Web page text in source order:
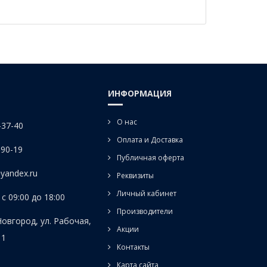
40
19
09:00 до 18:00
ул. Рабочая,
ИНФОРМАЦИЯ
О нас
Оплата и Доставка
Публичная оферта
Реквизиты
Личный кабинет
Производители
Акции
Контакты
Карта сайта